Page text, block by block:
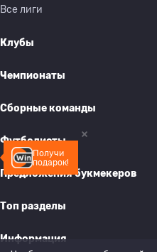
Получи
подарок!
Все лиги
Клубы
Чемпионаты
Сборные команды
Футболисты
Предложения букмекеров
Топ разделы
Информация